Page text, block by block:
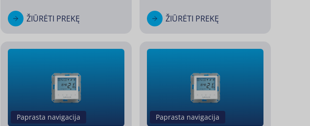
ŽIŪRĖTI PREKĘ ŽIŪRĖTI PREKĘ
Paprasta navigacija Paprasta navigacija